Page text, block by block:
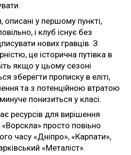
описані у першому пункті,
і клуб існує без
нових гравців. З
це історична путівка в
якщо у цьому сезоні
зберегти прописку в еліті,
та з потенційною втратою
понизиться у класі.
ресурсів для вирішення
просто повіьно
часу «Дніпро», «Карпати»,
«Металіст».